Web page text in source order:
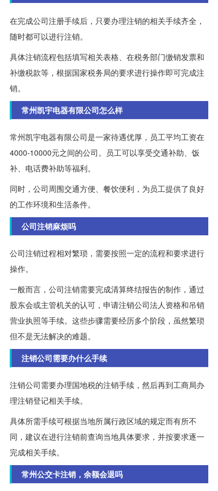
在完成公司注册手续后，只要办理注销的相关手续齐全，
随时都可以进行注销。
具体注销流程包括填写相关表格、在税务部门缴销发票和
补缴税款等，根据国家税务局的要求进行操作即可完成注
销。
常州凯宇电器有限公司怎么样
常州凯宇电器有限公司是一家待遇优厚，员工平均工资在
4000-10000元之间的公司。员工可以享受交通补助、饭
补、电话费补助等福利。
同时，公司周围交通方便、餐饮便利，为员工提供了良好
的工作环境和生活条件。
公司注销麻烦吗
公司注销过程相对繁琐，需要按照一定的流程和要求进行
操作。
一般而言，公司注销需要完成清算终结报告的制作，通过
股东会或主管机关的认可，申请注销公司法人资格和吊销
营业执照等手续。这些步骤需要经历多个阶段，虽然繁琐
但不是无法解决的难题。
注销公司需要办什么手续
注销公司需要办理国地税的注销手续，然后再到工商局办
理注销登记相关手续。
具体所需手续可根据当地所属行政区域的规定而有所不
同，建议在进行注销前查询当地具体要求，并按要求逐一
完成相关手续。
常州公交卡注销，余额会退吗